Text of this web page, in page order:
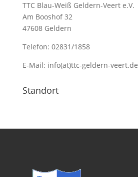
TTC Blau-Weiß Geldern-Veert e.V.
Am Booshof 32
47608 Geldern
Telefon: 02831/1858
E-Mail: info(at)ttc-geldern-veert.de
Standort